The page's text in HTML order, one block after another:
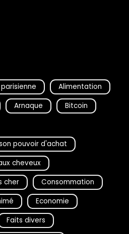
Alimentation
Arnaque
Bitcoin
pouvoir d'achat
cheveux
cher
Consommation
Economie
Faits divers